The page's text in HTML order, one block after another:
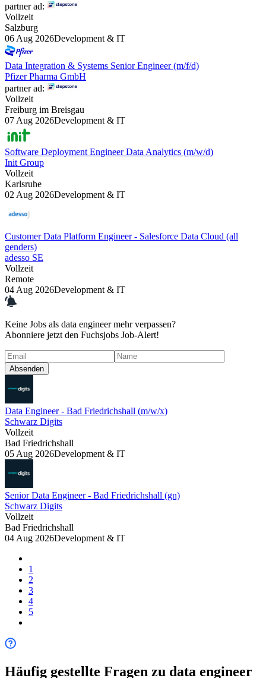
partner ad:
Vollzeit
Salzburg
06 Aug 2026Development & IT
Data Integration & Systems Senior Engineer (m/f/d)
Pfizer Pharma GmbH
partner ad:
Vollzeit
Freiburg im Breisgau
07 Aug 2026Development & IT
Software Deployment Engineer Data Analytics (m/w/d)
Init Group
Vollzeit
Karlsruhe
02 Aug 2026Development & IT
Customer Data Platform Engineer - Salesforce Data Cloud (all
genders)
adesso SE
Vollzeit
Remote
04 Aug 2026Development & IT
Keine Jobs als data engineermehrverpassen?
Abonniere jetzt den Fuchsjobs Job-Alert!
Absenden
Data Engineer - Bad Friedrichshall (m/w/x)
Schwarz Digits
Vollzeit
Bad Friedrichshall
05 Aug 2026Development & IT
Senior Data Engineer - Bad Friedrichshall (gn)
Schwarz Digits
Vollzeit
Bad Friedrichshall
04 Aug 2026Development & IT
1
2
3
4
5
Häufig gestellte Fragen zu data engineer